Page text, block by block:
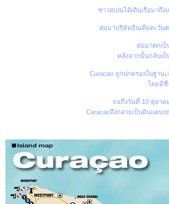
ชาวสเปนได้เดินเรือมาถึ
ต่อมาบริษัทอินเดียตะวัน
ต่อมาตกเป็
หลังจากนั้นกลับเป็
Curacao ถูกปกครองในฐาน
ดยมีชื่อ
จนถึงวันที่ 10 ตุลาค
Curacaoจึงกลายเป็นดินแดน